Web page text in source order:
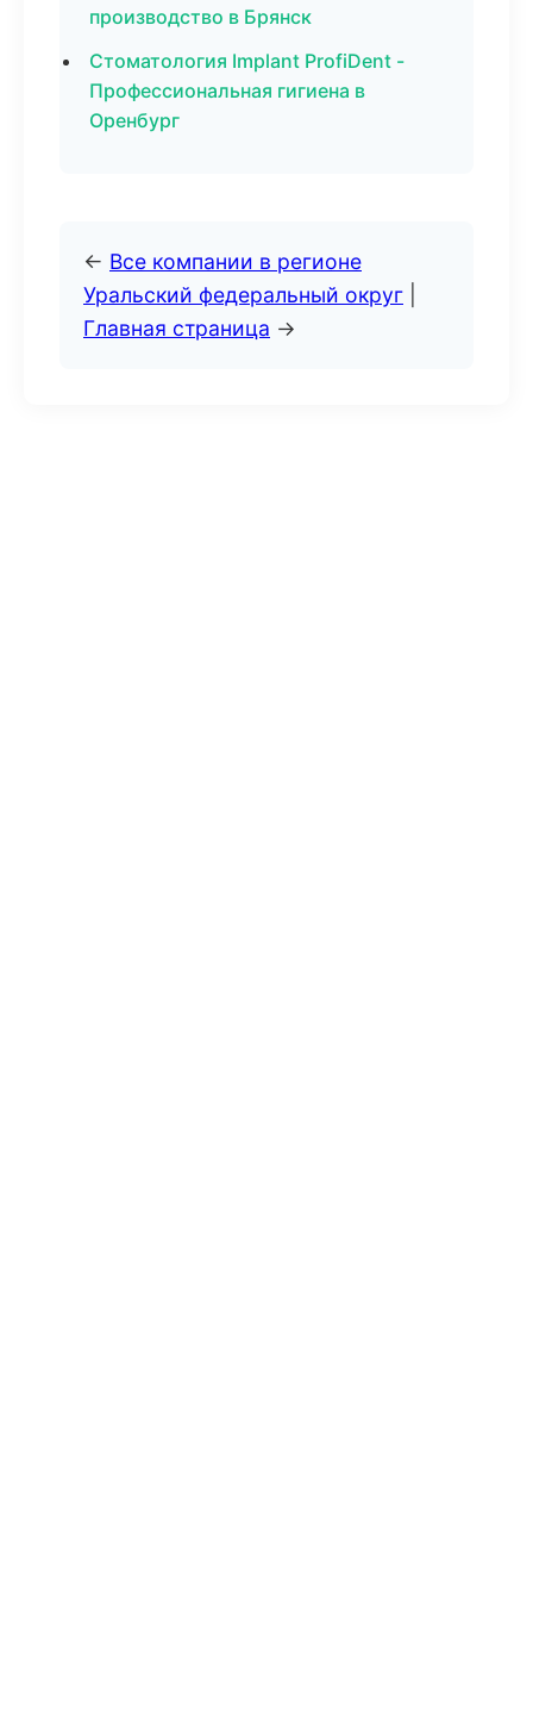
производство в Брянск
Стоматология Implant ProfiDent -
Профессиональная гигиена в
Оренбург
← Все компании в регионе
Уральский федеральный округ
Главная страница →